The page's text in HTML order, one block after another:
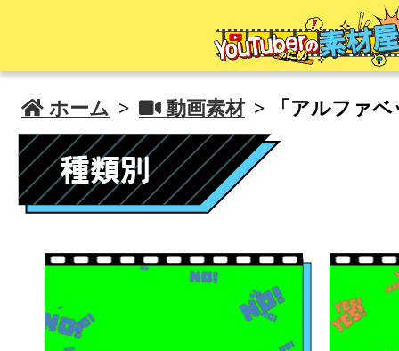
 ホーム >  動画素材 > 「アルファ